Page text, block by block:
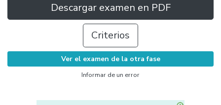
Descargar examen en PDF
Criterios
Ver el examen de la otra fase
Informar de un error